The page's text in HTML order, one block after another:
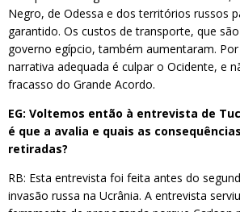
Negro, de Odessa e dos territórios russos
garantido. Os custos de transporte, que
governo egípcio, também aumentaram.
narrativa adequada é culpar o Ocidente, e
fracasso do Grande Acordo.
EG: Voltemos então à entrevista de
é que a avalia e quais as
retiradas?
RB: Esta entrevista foi feita antes do
invasão russa na Ucrânia. A entrevista